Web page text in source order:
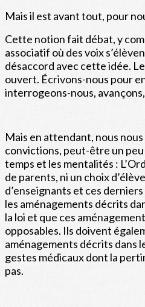
Mais il est avant tout, pour
Cette notion fait débat, y
associatif où des voix
désaccord avec cette idée.
ouvert. Écrivons-nous pour
interrogeons-nous,
Mais en attendant, nous
convictions, peut-être un
temps et les mentalités :
de parents, ni un choix
d’enseignants et ces
les aménagements décrits
la loi et que ces
opposables. Ils doivent
aménagements décrits dans
gestes médicaux dont la
pas.